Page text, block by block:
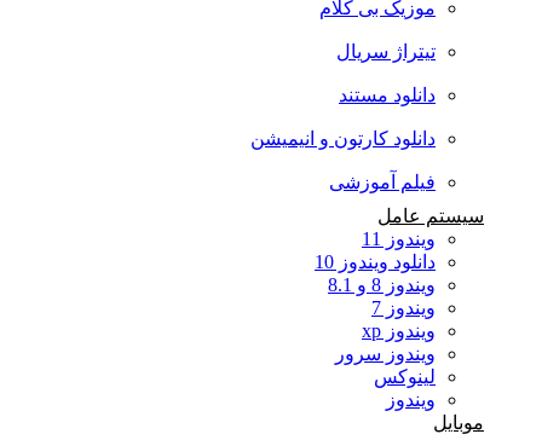
موزیک بی کلام
تیتراژ سریال
دانلود مستند
دانلود کارتون و انیمیشن
فیلم آموزشی
سیستم عامل
ویندوز 11
دانلود ویندوز 10
ویندوز 8 و 8.1
ویندوز 7
ویندوز xp
ویندوز سرور
لینوکس
ویندوز
موبایل